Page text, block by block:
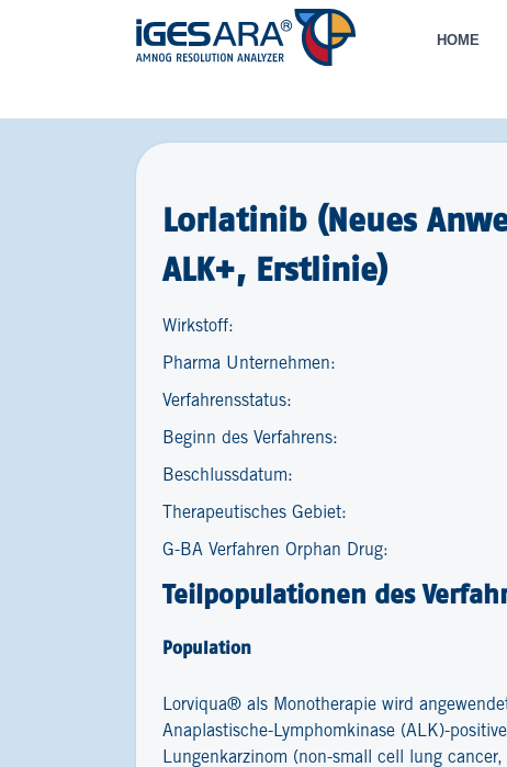
HOME
Lorlatinib (Neues
ALK+, Erstlinie)
Wirkstoff:
Pharma Unternehmen:
Verfahrensstatus:
Beginn des Verfahrens:
Beschlussdatum:
Therapeutisches Gebiet:
G-BA Verfahren Orphan Drug:
Teilpopulationen des
Population
Lorviqua® als Monotherapie wird
Anaplastische-Lymphomkinase (ALK)-
Lungenkarzinom (non-small cell lung